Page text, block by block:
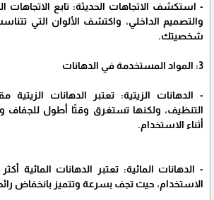
- استكشف الاتجاهات الحديثة: تابع الاتجاهات
والتصميم الداخلي، واكتشف الألوان التي
شخصيتك.
3: المواد المستخدمة في الدهانات
- الدهانات الزيتية: تعتبر الدهانات
التنظيف، ولكنها تستغرق وقتًا أطول للجفاف
أثناء الاستخدام.
- الدهانات المائية: تعتبر الدهانات المائية
الاستخدام، حيث تجف بسرعة وتتميز بانخفاض